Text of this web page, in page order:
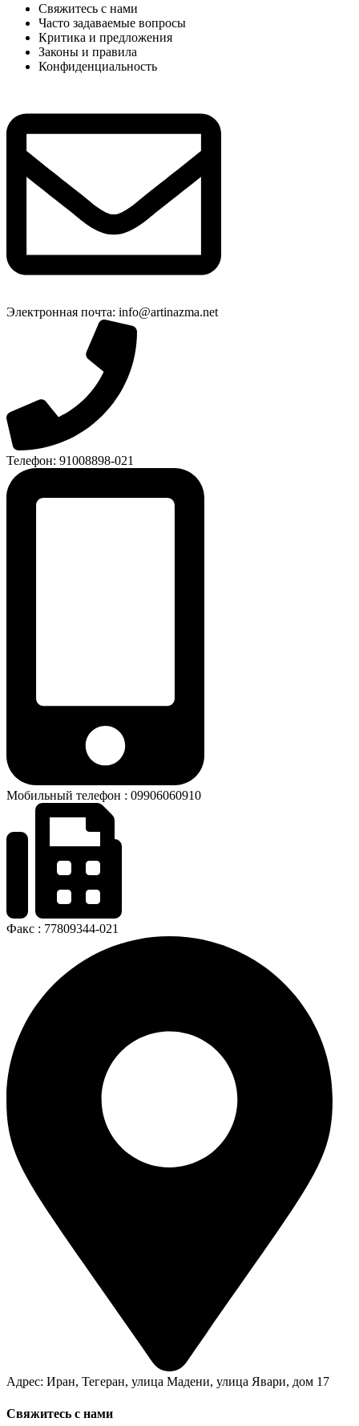
Свяжитесь с нами
Часто задаваемые вопросы
Критика и предложения
Законы и правила
Конфиденциальность
Электронная почта: info@artinazma.net
Телефон: 91008898-021
Мобильный телефон : 09906060910
Факс : 77809344-021
Адрес: Иран, Тегеран, улица Мадени, улица Явари, дом 17
Свяжитесь с нами